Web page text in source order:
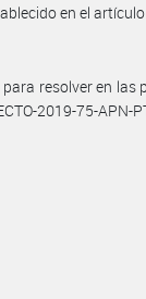
en el
resolver en las
2019-75-APN-